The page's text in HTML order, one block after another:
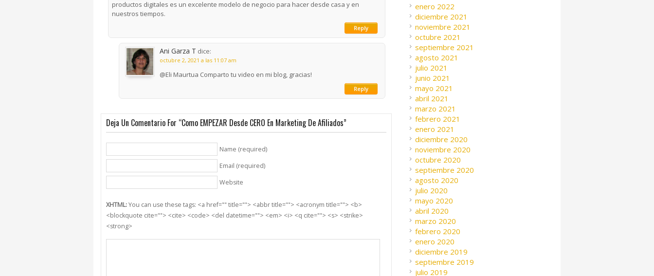
productos digitales es un excelente modelo de negocio para hacer desde casa y en
nuestros tiempos.
Reply
Ani Garza T dice:
octubre 2, 2021 a las 11:07 am
@Eli Maurtua Comparto tu video en mi blog, gracias!
Reply
Deja Un Comentario For “Como EMPEZAR Desde CERO En Marketing De Afiliados”
Name (required)
Email (required)
Website
XHTML:You can use these tags: <a href="" title=""> <abbr title=""> <acronym title=""> <b>
<blockquote cite=""> <cite> <code> <del datetime=""> <em> <i> <q cite=""> <s> <strike>
<strong>
enero 2022
diciembre 2021
noviembre 2021
octubre 2021
septiembre 2021
agosto 2021
julio 2021
junio 2021
mayo 2021
abril 2021
marzo 2021
febrero 2021
enero 2021
diciembre 2020
noviembre 2020
octubre 2020
septiembre 2020
agosto 2020
julio 2020
mayo 2020
abril 2020
marzo 2020
febrero 2020
enero 2020
diciembre 2019
septiembre 2019
julio 2019